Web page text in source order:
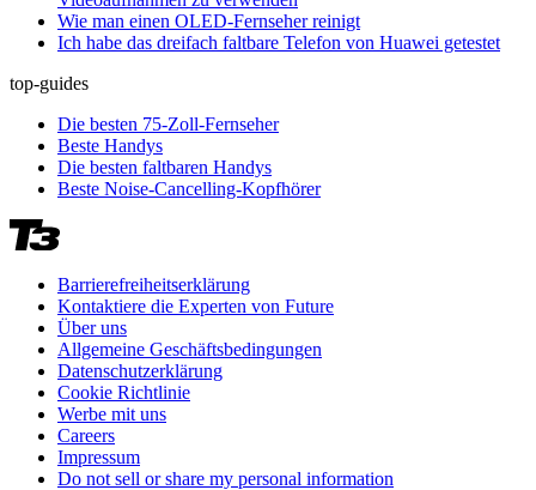
Wie man einen OLED-Fernseher reinigt
Ich habe das dreifach faltbare Telefon von Huawei getestet
top-guides
Die besten 75-Zoll-Fernseher
Beste Handys
Die besten faltbaren Handys
Beste Noise-Cancelling-Kopfhörer
Barrierefreiheitserklärung
Kontaktiere die Experten von Future
Über uns
Allgemeine Geschäftsbedingungen
Datenschutzerklärung
Cookie Richtlinie
Werbe mit uns
Careers
Impressum
Do not sell or share my personal information